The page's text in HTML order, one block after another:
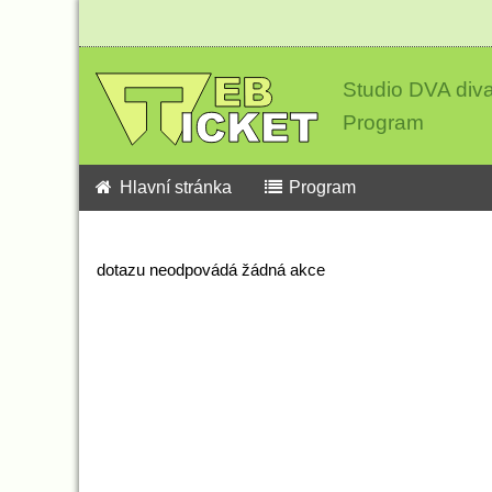
Studio DVA
Program
Hlavní stránka Program
dotazu neodpovádá žádná akce